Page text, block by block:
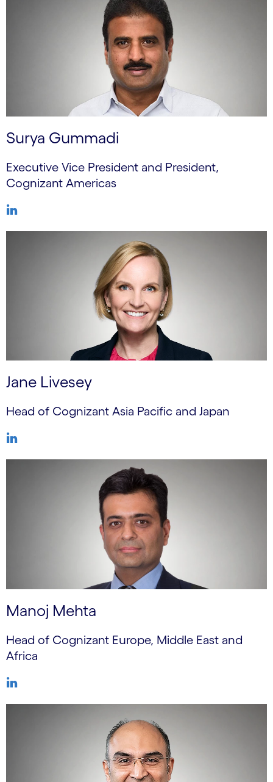
Surya Gummadi
Executive Vice President and President,
Cognizant Americas
Jane Livesey
Head of Cognizant Asia Pacific and Japan
Manoj Mehta
Head of Cognizant Europe, Middle East and
Africa